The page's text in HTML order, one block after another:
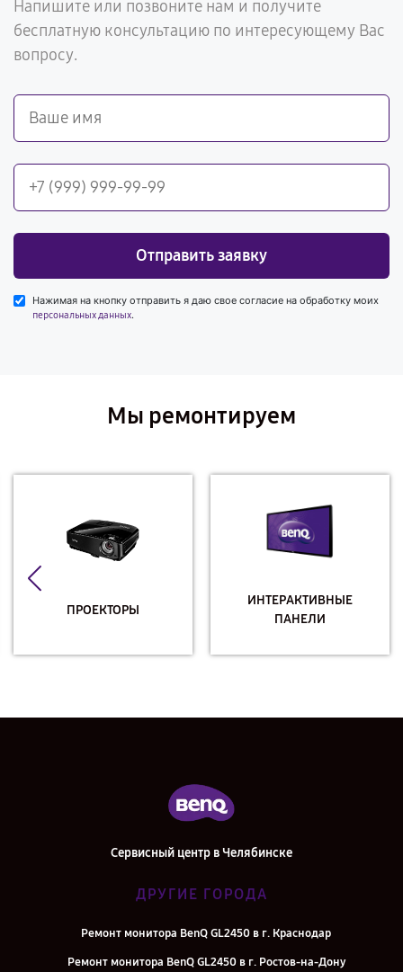
Напишите или позвоните нам и получите
бесплатную консультацию по интересующему Вас
вопросу.
Отправить заявку
Нажимая на кнопку отправить я даю свое согласие на обработку моих
персональных данных.
Мы ремонтируем
ПРОЕКТОРЫ
ИНТЕРАКТИВНЫЕ
ПАНЕЛИ
Сервисный центр в Челябинске
ДРУГИЕ ГОРОДА
Ремонт монитора BenQ GL2450 в г. Краснодар
Ремонт монитора BenQ GL2450 в г. Ростов-на-Дону